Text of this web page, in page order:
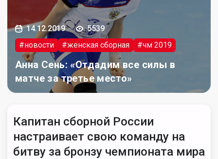
14.12.2019
5539
#новости
#женская сборная #чм 2019
Анна Сень: «Отдадим все силы в
матче за третье место»
Капитан сборной России
настраивает свою команду на
битву за бронзу чемпионата мира